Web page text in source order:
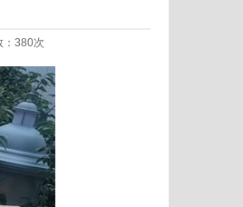
：380次